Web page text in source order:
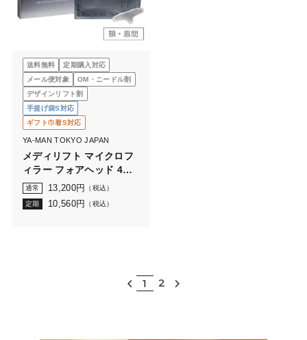
送料無料
定期購入対応
メール便対象
OM・ニードル割
デザインリフト割
手提げ袋S対応
ギフト巾着S対応
YA-MAN TOKYO JAPAN
メディリフト マイクロフ
ィラー フォアヘッド 4袋
セット
通常 13,200円 （税込）
定期 10,560円 （税込）
1 2